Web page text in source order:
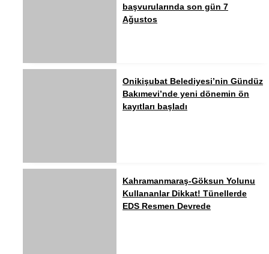
başvurularında son gün 7
Ağustos
Onikişubat Belediyesi’nin Gündüz
Bakımevi’nde yeni dönemin ön
kayıtları başladı
Kahramanmaraş-Göksun Yolunu
Kullananlar Dikkat! Tünellerde
EDS Resmen Devrede